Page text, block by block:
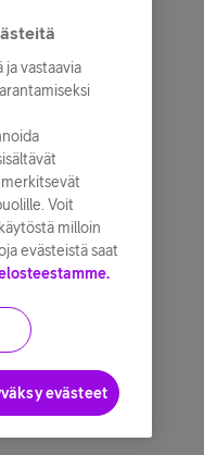
vastaavia
Voit
milloin
evästeistä saat
evästeet